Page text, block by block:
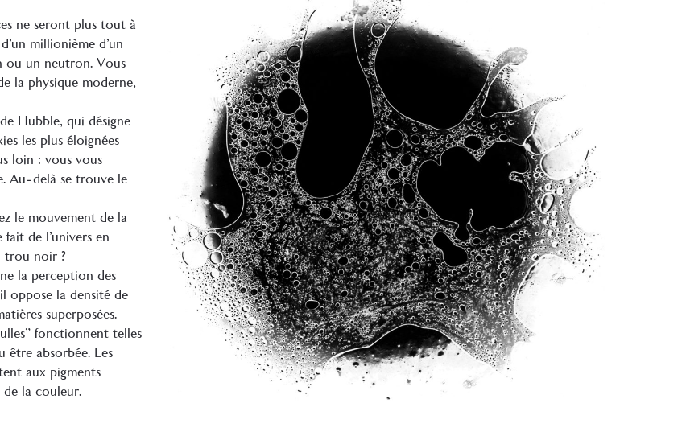
ne seront plus tout à
millionième d’un
ou un neutron. Vous
la physique moderne,
Hubble, qui désigne
les plus éloignées
loin : vous vous
Au-delà se trouve le
le mouvement de la
fait de l’univers en
trou noir ?
la perception des
oppose la densité de
superposées.
fonctionnent telles
absorbée. Les
aux pigments
la couleur.